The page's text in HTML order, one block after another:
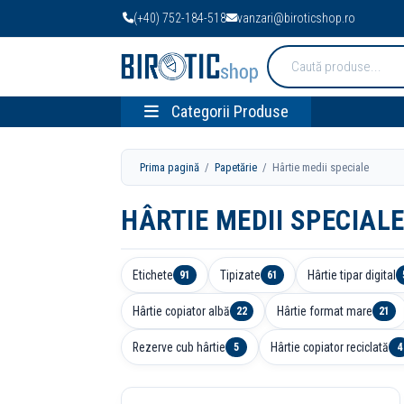
(+40) 752-184-518 vanzari@biroticshop.ro
Cauta
produse:
Categorii Produse
Prima pagină /Papetărie / Hârtie medii speciale
HÂRTIE MEDII SPECIALE
Etichete 91 Tipizate 61 Hârtie tipar digital
Hârtie copiator albă 22 Hârtie format mare 21
Rezerve cub hârtie 5 Hârtie copiator reciclată 4